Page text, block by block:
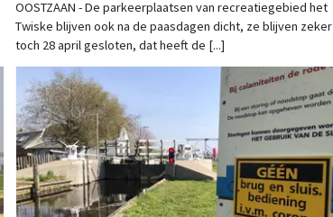
BLIJVEN DICHT
OOSTZAAN - De parkeerplaatsen van recreatiegebied het
Twiske blijven ook na de paasdagen dicht, ze blijven zeker
toch 28 april gesloten, dat heeft de [...]